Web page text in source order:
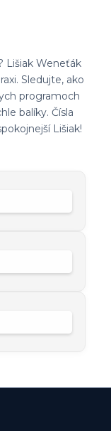
Lišiak Weneťák
Sledujte, ako
programoch
balíky. Čísla
Lišiak!